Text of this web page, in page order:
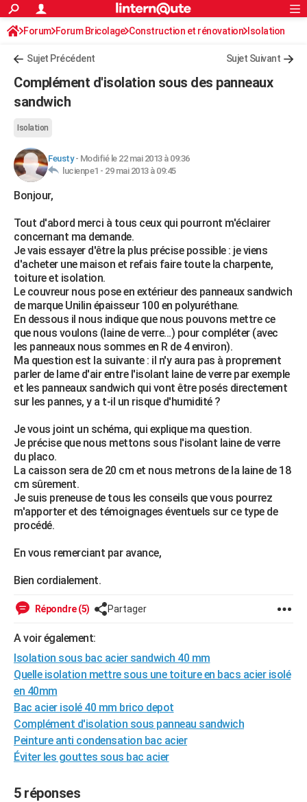
ACTUALITÉS
Politique
Société
Faits Divers
Education
Monde
Villes
+
Programme TV
Streaming
Sorties cinéma
FINANCE
Retraite
Impôts
Epargne
Immobilier
Risques naturels par ville
Banque
Assurance
Crédit
AUTO
Essais
Réserver un essai
Citadines
Berlines
SUV
Forum auto
HIGH-TECH
Mobiles
Meilleur smartphone
Internet
Ordinateurs
Jeux vidéo
Guide high-tech
BRICOLAGE
Guides de France
Escapades
Patrimoine
Expositions
Musées
Week-end nature
+LIFESTYLE
Art de vivre
Bien-être
Loisirs
Mode
Modes de vie
SANTE
Alimentation
Guide de la santé
Maladies
Médicaments
Sommeil
VOYAGE
Destinations
City break
Voyage nature
Voyage de noces
Forum
Climat
+PHOTO
GUIDES D'ACHAT
BONS PLANS
CARTE DE VOEUX
Carte de Noël
Carte Bonne année
Carte Saint-Valentin
Carte Pâques
Carte d'anniversaire
DICTIONNAIRE
Dictionnaire
Biographies
Citations
Expressions
Proverbes
PROGRAMME TV
COPAINS D'AVANT
S'inscrire
Se connecter
Lycées
Collèges
Primaires
Universités
Entreprises
Service militaire
Avis de recherche
AVIS DE DÉCÈS
FORUM
Rechercher
S'inscrire
Connexion
Forum Forum Bricolage Construction et rénovation Isolation
Sujet Précédent Sujet Suivant
Complément d'isolation sous des panneaux
sandwich
Isolation
Feusty- Modifié le 22 mai 2013 à 09:36
lucienpe1 - 29 mai 2013 à 09:45
Bonjour,
Tout d'abord merci à tous ceux qui pourront m'éclairer
concernant ma demande.
Je vais essayer d'être la plus précise possible : je viens
d'acheter une maison et refais faire toute la charpente,
toiture et isolation.
Le couvreur nous pose en extérieur des panneaux sandwich
de marque Unilin épaisseur 100 en polyuréthane.
En dessous il nous indique que nous pouvons mettre ce
que nous voulons (laine de verre...) pour compléter (avec
les panneaux nous sommes en R de 4 environ).
Ma question est la suivante : il n'y aura pas à proprement
parler de lame d'air entre l'isolant laine de verre par exemple
et les panneaux sandwich qui vont être posés directement
sur les pannes, y a t-il un risque d'humidité ?
Je vous joint un schéma, qui explique ma question.
Je précise que nous mettons sous l'isolant laine de verre
du placo.
La caisson sera de 20 cm et nous metrons de la laine de 18
cm sûrement.
Je suis preneuse de tous les conseils que vous pourrez
m'apporter et des témoignages éventuels sur ce type de
procédé.
En vous remerciant par avance,
Bien cordialement.
Répondre (5) Partager
A voir également:
Isolation sous bac acier sandwich 40 mm
Quelle isolation mettre sous une toiture en bacs acier isolé
en 40mm
Bac acier isolé 40 mm brico depot
Complément d'isolation sous panneau sandwich
Peinture anti condensation bac acier
Éviter les gouttes sous bac acier
5 réponses